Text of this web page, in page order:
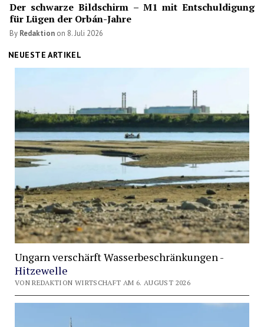
Der schwarze Bildschirm – M1 mit Entschuldigung
für Lügen der Orbán-Jahre
By Redaktion on 8. Juli 2026
NEUESTE ARTIKEL
Ungarn verschärft Wasserbeschränkungen -
Hitzewelle
VON REDAKTION WIRTSCHAFT AM 6. AUGUST 2026